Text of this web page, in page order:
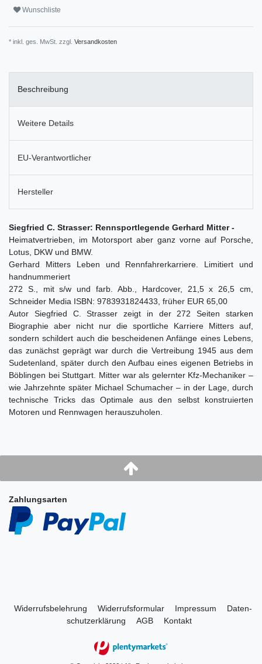
Wunschliste
* inkl. ges. MwSt. zzgl. Versandkosten
Beschreibung
Weitere Details
EU-Verantwortlicher
Hersteller
Siegfried C. Strasser: Rennsportlegende Gerhard Mitter -
Heimatvertrieben, im Motorsport aber ganz vorne auf Porsche,
Lotus, DKW und BMW.
Gerhard Mitters Leben und Rennfahrerkarriere. Limitiert und
handnummeriert
272 S., mit s/w und farb. Abb., Hardcover, 21,5 x 26,5 cm,
Schneider Media ISBN: 9783931824433, früher EUR 65,00
Autor Siegfried C. Strasser zeigt in der 272 Seiten starken
Biographie aber nicht nur die sportliche Karriere Mitters auf,
sondern schildert auch die bescheidenen Anfänge eines Lebens,
das zunächst geprägt war durch die Vertreibung 1945 aus dem
Sudetenland, später durch den Aufbau eines eigenen Betriebs in
Böblingen bei Stuttgart. Mitter war als gelernter Kfz-Mechaniker –
wie Jahrzehnte später Michael Schumacher – in der Lage, durch
technische Tricks das Optimale aus den selbst konstruierten
Motoren und Rennwagen herauszuholen.
Zahlungsarten
Widerrufs­belehrung Widerrufs­formular Impressum
Daten­
schutz­erklärung
AGB Kontakt